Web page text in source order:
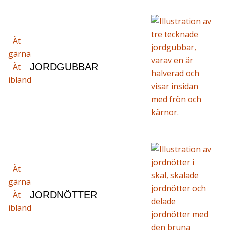
Ät
gärna
Ät
ibland
JORDGUBBAR
Ät
gärna
Ät
ibland
JORDNÖTTER